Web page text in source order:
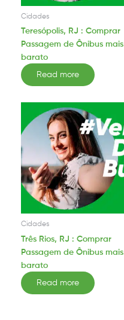
Cidades
Teresópolis, RJ : Comprar
Passagem de Ônibus mais
barato
Read more
Cidades
Três Rios, RJ : Comprar
Passagem de Ônibus mais
barato
Read more